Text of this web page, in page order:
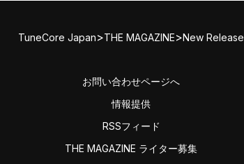
TuneCore Japan>THE MAGAZINE>New Release
お問い合わせページへ
情報提供
RSSフィード
THE MAGAZINE ライター募集